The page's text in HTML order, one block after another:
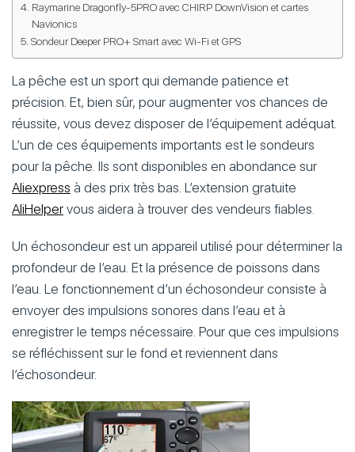
Raymarine Dragonfly-5PRO avec CHIRP DownVision et cartes
Navionics
Sondeur Deeper PRO+ Smart avec Wi-Fi et GPS
La pêche est un sport qui demande patience et
précision. Et, bien sûr, pour augmenter vos chances de
réussite, vous devez disposer de l’équipement adéquat.
L’un de ces équipements importants est le sondeurs
pour la pêche. Ils sont disponibles en abondance sur
Aliexpress à des prix très bas. L’extension gratuite
AliHelper vous aidera à trouver des vendeurs fiables.
Un échosondeur est un appareil utilisé pour déterminer la
profondeur de l’eau. Et la présence de poissons dans
l’eau. Le fonctionnement d’un échosondeur consiste à
envoyer des impulsions sonores dans l’eau et à
enregistrer le temps nécessaire. Pour que ces impulsions
se réfléchissent sur le fond et reviennent dans
l’échosondeur.